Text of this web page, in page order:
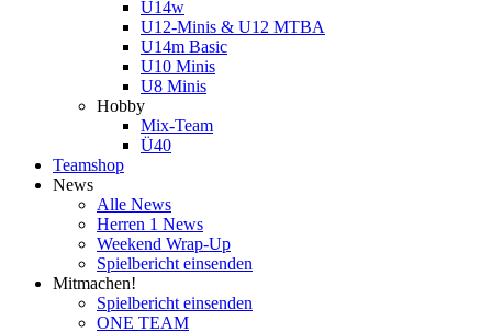
U14w
U12-Minis & U12 MTBA
U14m Basic
U10 Minis
U8 Minis
Hobby
Mix-Team
Ü40
Teamshop
News
Alle News
Herren 1 News
Weekend Wrap-Up
Spielbericht einsenden
Mitmachen!
Spielbericht einsenden
ONE TEAM